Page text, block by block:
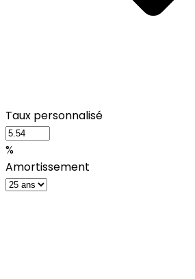
Taux personnalisé
%
Amortissement